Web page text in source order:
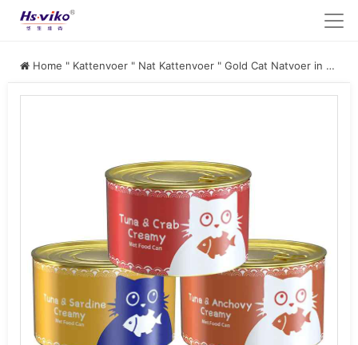
Home " Kattenvoer " Nat Kattenvoer " Gold Cat Natvoer in blik